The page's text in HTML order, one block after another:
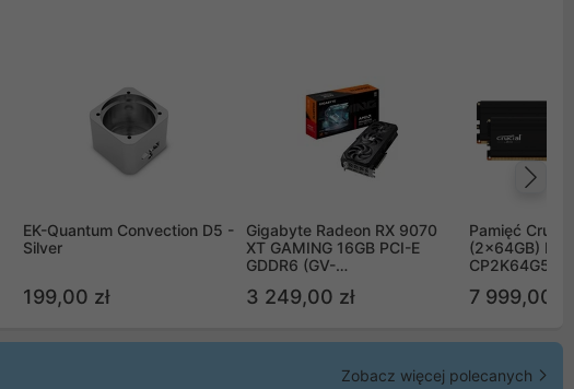
EK-Quantum Convection D5 -
Silver
199,00 zł
Gigabyte Radeon RX 9070
XT GAMING 16GB PCI-E
GDDR6 (GV-
3 249,00 zł
Pamięć
(2x64GB)
7 999,00 zł
Zobacz więcej polecanych